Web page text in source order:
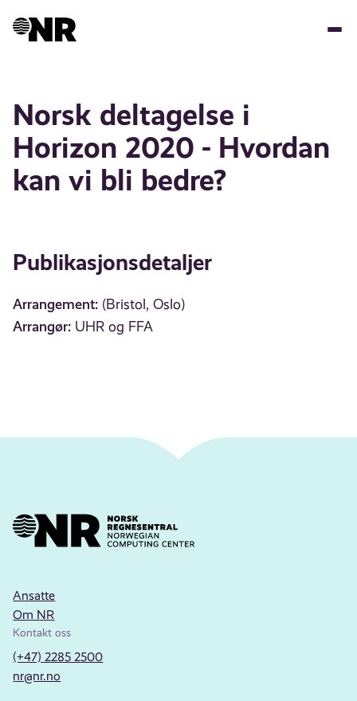
Norsk deltagelse i
Horizon 2020 - Hvordan
kan vi bli bedre?
Publikasjonsdetaljer
Arrangement: (Bristol, Oslo)
Arrangør: UHR og FFA
Ansatte
Om NR
Kontakt oss
(+47) 2285 2500
nr@nr.no